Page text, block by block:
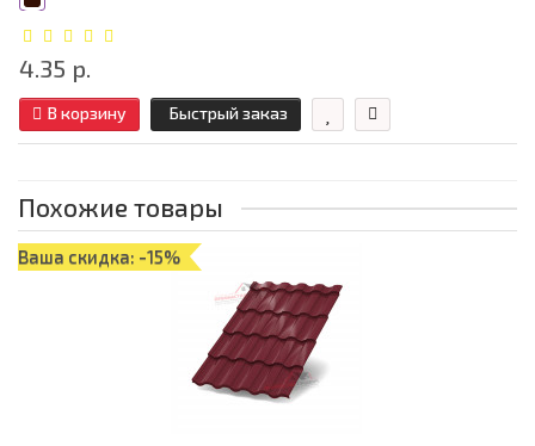
4.35 р.
В корзину Быстрый заказ
Похожие товары
Ваша скидка: -15%